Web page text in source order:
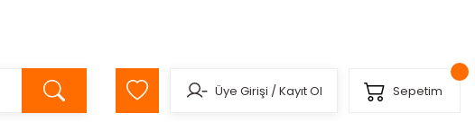
Üye Girişi /Kayıt Ol Sepetim